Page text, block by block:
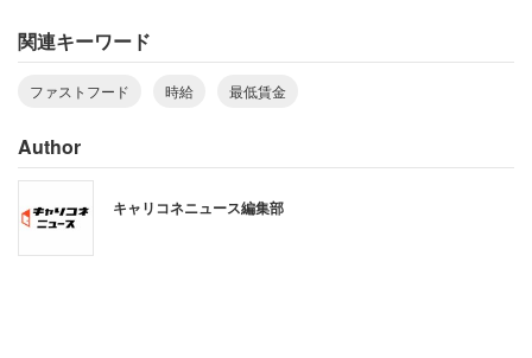
関連キーワード
ファストフード 時給 最低賃金
Author
キャリコネニュース編集部